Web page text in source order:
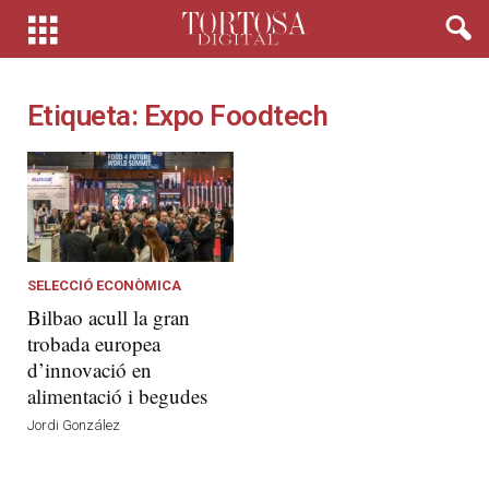
Etiqueta: Expo Foodtech
SELECCIÓ ECONÒMICA
Bilbao acull la gran
trobada europea
d’innovació en
alimentació i begudes
Jordi González